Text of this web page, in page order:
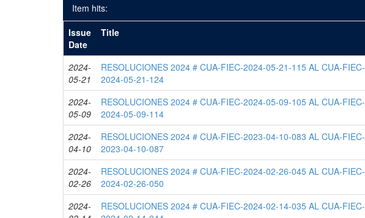
Item hits:
Issue
Date
Title
2024-
05-21
RESOLUCIONES 2024 # CUA-FIEC-2024-05-21-115 AL CUA-FIEC-
2024-05-21-124
2024-
05-09
RESOLUCIONES 2024 # CUA-FIEC-2024-05-09-105 AL CUA-FIEC-
2024-05-09-114
2024-
04-10
RESOLUCIONES 2024 # CUA-FIEC-2023-04-10-083 AL CUA-FIEC-
2023-04-10-087
2024-
02-26
RESOLUCIONES 2024 # CUA-FIEC-2024-02-26-045 AL CUA-FIEC-
2024-02-26-050
2024-
RESOLUCIONES 2024 # CUA-FIEC-2024-02-14-035 AL CUA-FIEC-